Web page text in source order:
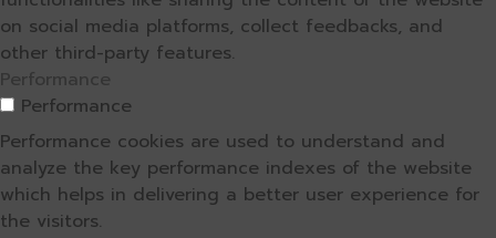
on social media platforms, collect feedbacks, and
other third-party features.
Performance
Performance
Performance cookies are used to understand and
analyze the key performance indexes of the website
which helps in delivering a better user experience for
the visitors.